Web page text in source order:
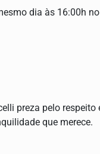
dia às 16:00h
preza pelo
que merece.